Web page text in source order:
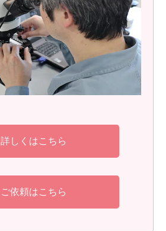
詳しくはこちら
ご依頼はこちら